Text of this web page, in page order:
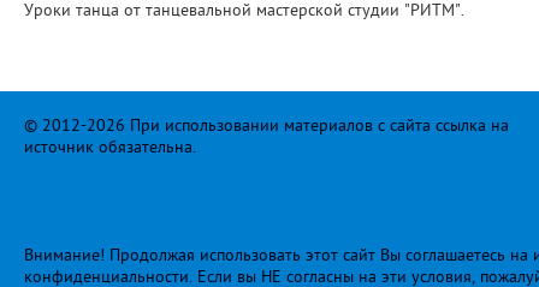
Уроки танца от танцевальной мастерской студии "РИТМ".
© 2012-2026 При использовании материалов с сайта ссылка на
источник обязательна.
Внимание! Продолжая использовать этот сайт Вы соглашаетесь
конфиденциальности. Если вы НЕ согласны на эти условия,